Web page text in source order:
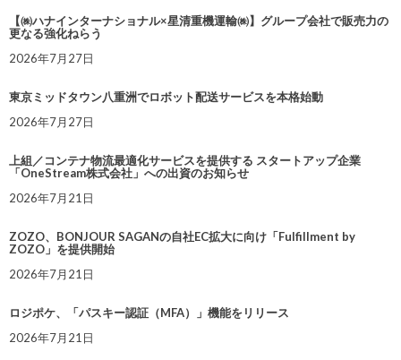
【㈱ハナインターナショナル×星清重機運輸㈱】グループ会社で販売力の
更なる強化ねらう
2026年7月27日
東京ミッドタウン八重洲でロボット配送サービスを本格始動
2026年7月27日
上組／コンテナ物流最適化サービスを提供する スタートアップ企業
「OneStream株式会社」への出資のお知らせ
2026年7月21日
ZOZO、BONJOUR SAGANの自社EC拡大に向け「Fulfillment by
ZOZO」を提供開始
2026年7月21日
ロジポケ、「パスキー認証（MFA）」機能をリリース
2026年7月21日